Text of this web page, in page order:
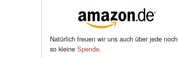
Natürlich freuen wir uns auch über jede noch
so kleine Spende.